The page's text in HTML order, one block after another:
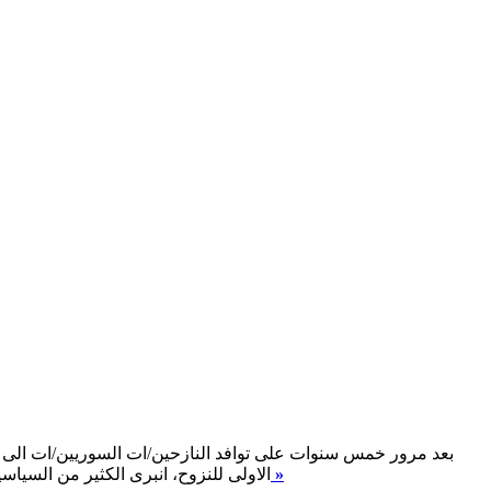
بعد مرور خمس سنوات على توافد النازحين/ات السوريين/ات
الاولى للنزوح، انبرى الكثير من اقرأ المزيد »